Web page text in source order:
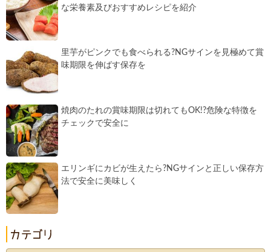
な栄養素及びおすすめレシピを紹介
里芋がピンクでも食べられる?NGサインを見極めて賞
味期限を伸ばす保存を
焼肉のたれの賞味期限は切れてもOK!?危険な特徴を
チェックで安全に
エリンギにカビが生えたら?NGサインと正しい保存方
法で安全に美味しく